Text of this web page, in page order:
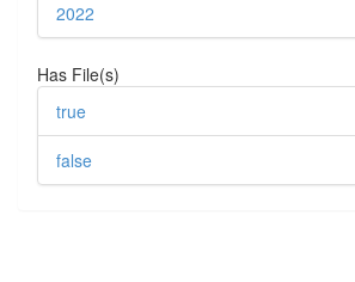
2022
Has File(s)
true
false